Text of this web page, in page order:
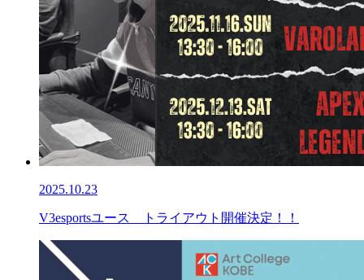
2025.10.23
V3esportsユース トライアウト開催決定！！